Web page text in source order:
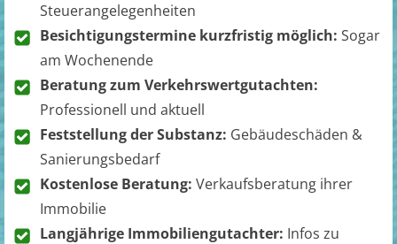
Steuerangelegenheiten
Besichtigungstermine kurzfristig möglich: Sogar
am Wochenende
Beratung zum Verkehrswertgutachten:
Professionell und aktuell
Feststellung der Substanz: Gebäudeschäden &
Sanierungsbedarf
Kostenlose Beratung: Verkaufsberatung ihrer
Immobilie
Langjährige Immobiliengutachter: Infos zu